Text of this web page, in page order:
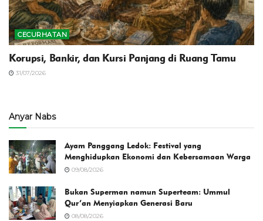
CECURHATAN
Korupsi, Bankir, dan Kursi Panjang di Ruang Tamu
31/07/2026
Anyar Nabs
Ayam Panggang Ledok: Festival yang
Menghidupkan Ekonomi dan Kebersamaan Warga
09/08/2026
Bukan Superman namun Superteam: Ummul
Qur’an Menyiapkan Generasi Baru
08/08/2026